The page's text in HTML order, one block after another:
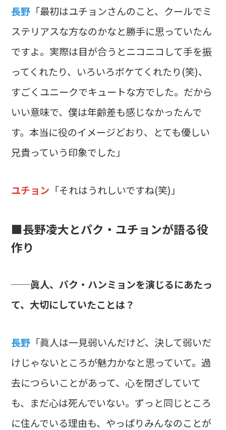
長野 「最初はユチョンさんのこと、クールでミ
ステリアスな方なのかなと勝手に思っていたん
ですよ。実際は目が合うとニコニコして手を振
ってくれたり、いろいろボケてくれたり(笑)、
すごくユニークでキュートな方でした。だから
いい意味で、僕は年齢差も感じなかったんで
す。本当に役のイメージどおり、とても優しい
兄貴っていう印象でした」
ユチョン 「それはうれしいですね(笑)」
■長野凌大とパク・ユチョンが語る役
作り
──眞人、パク・ハンミョンを演じるにあたっ
て、大切にしていたことは？
長野 「眞人は一見弱いんだけど、決して弱いだ
けじゃないところが魅力かなと思っていて。過
去につらいことがあって、心を閉ざしていて
も、まだ心は死んでいない。ずっと同じところ
に住んでいる理由も、やっぱりみんなのことが